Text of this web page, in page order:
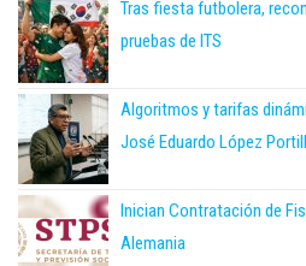
Tras fiesta futbolera,
pruebas de ITS
Algoritmos y tarifas
José Eduardo López
Inician Contratación de
Alemania